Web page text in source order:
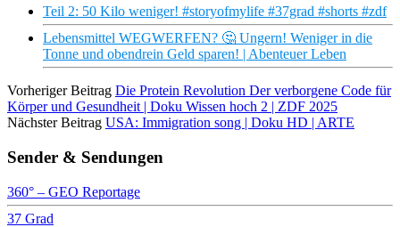
Teil 2: 50 Kilo weniger! #storyofmylife #37grad #shorts #zdf
Lebensmittel WEGWERFEN? 🤔 Ungern! Weniger in die
Tonne und obendrein Geld sparen! | Abenteuer Leben
Vorheriger Beitrag Die Protein Revolution Der verborgene Code für
Körper und Gesundheit | Doku Wissen hoch 2 | ZDF 2025
Nächster Beitrag USA: Immigration song | Doku HD | ARTE
Sender & Sendungen
360° – GEO Reportage
37 Grad